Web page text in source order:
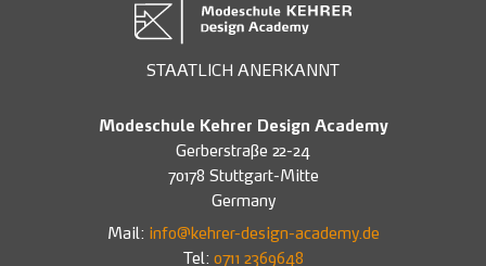
STAATLICH ANERKANNT
Modeschule Kehrer Design Academy
Gerberstraße 22-24
70178 Stuttgart-Mitte
Germany
Mail: info@kehrer-design-academy.de
Tel: 0711 2369648